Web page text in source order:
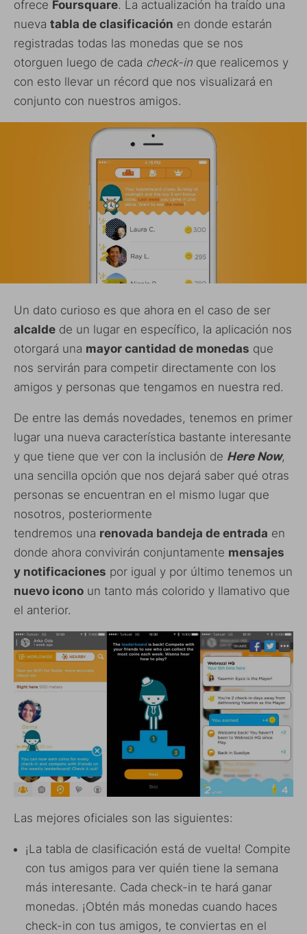
ofrece Foursquare. La actualización ha traído una
nueva tabla de clasificación en donde estarán
registradas todas las monedas que se nos
otorguen luego de cada check-in que realicemos y
con esto llevar un récord que nos visualizará en
conjunto con nuestros amigos.
Un dato curioso es que ahora en el caso de ser
alcalde de un lugar en específico, la aplicación nos
otorgará una mayor cantidad de monedas que
nos servirán para competir directamente con los
amigos y personas que tengamos en nuestra red.
De entre las demás novedades, tenemos en primer
lugar una nueva característica bastante interesante
y que tiene que ver con la inclusión de Here Now,
una sencilla opción que nos dejará saber qué otras
personas se encuentran en el mismo lugar que
nosotros, posteriormente
tendremos una renovada bandeja de entrada en
donde ahora convivirán conjuntamente mensajes
y notificaciones por igual y por último tenemos un
nuevo icono un tanto más colorido y llamativo que
el anterior.
Las mejores oficiales son las siguientes:
¡La tabla de clasificación está de vuelta! Compite
con tus amigos para ver quién tiene la semana
más interesante. Cada check-in te hará ganar
monedas. ¡Obtén más monedas cuando haces
check-in con tus amigos, te conviertas en el